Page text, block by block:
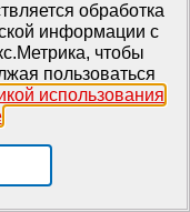
важно достижение
к определению
целями инклюзии
обработка
информации с
чтобы
пользоваться
использования
.